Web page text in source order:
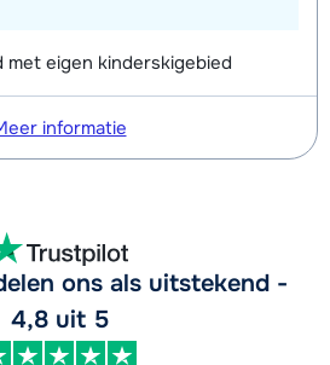
met eigen kinderskigebied
informatie
ons als uitstekend -
4,8 uit 5